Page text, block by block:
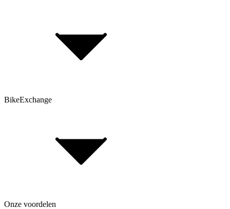
Klant account
Algemene voorwaarden
Cookie-instellingen
BikeExchange
Over BikeExchange
Onze voordelen